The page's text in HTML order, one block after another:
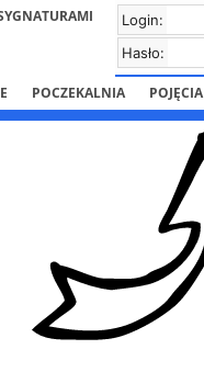
Login:
Hasło:
POCZEKALNIA POJĘCIA